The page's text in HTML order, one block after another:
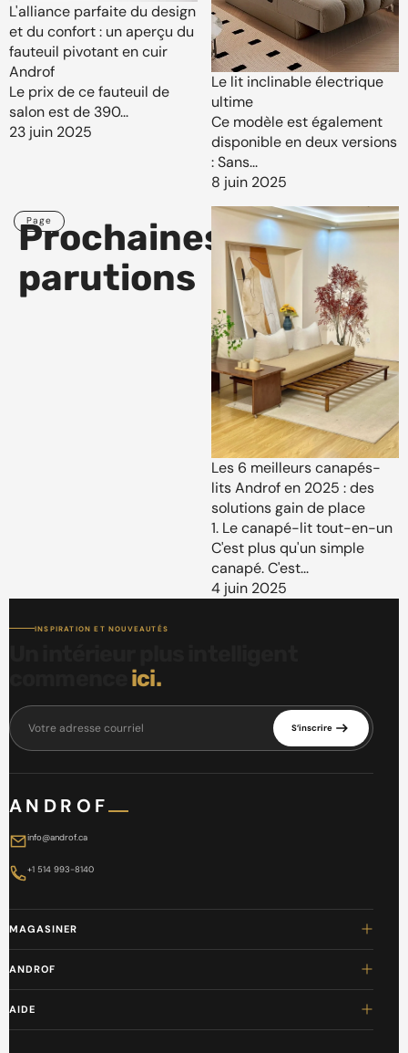
L'alliance parfaite du design
et du confort : un aperçu du
fauteuil pivotant en cuir
Androf
Le prix de ce fauteuil de
salon est de 390...
23 juin 2025
Le lit inclinable électrique
ultime
Ce modèle est également
disponible en deux versions
: Sans...
8 juin 2025
Prochaines
parutions
Page
Les 6 meilleurs canapés-
lits Androf en 2025 : des
solutions gain de place
1. Le canapé-lit tout-en-un
C'est plus qu'un simple
canapé. C'est...
4 juin 2025
INSPIRATION ET NOUVEAUTÉS
ici.
Votre adresse courriel S’inscrire
ANDROF
info@androf.ca
+1 514 993-8140
MAGASINER
ANDROF
AIDE